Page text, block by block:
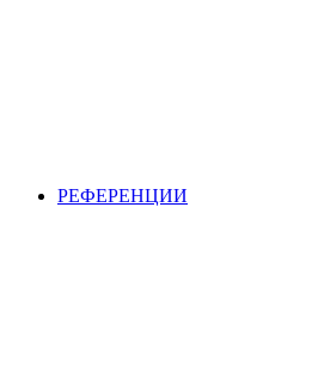
РЕФЕРЕНЦИИ